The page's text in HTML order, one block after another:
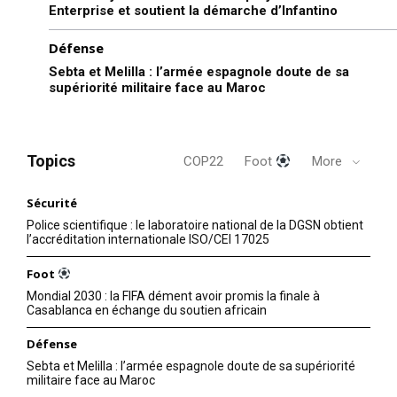
Enterprise et soutient la démarche d’Infantino
Défense
Sebta et Melilla : l’armée espagnole doute de sa
supériorité militaire face au Maroc
Topics COP22 Foot More
Sécurité
Police scientifique : le laboratoire national de la DGSN obtient
l’accréditation internationale ISO/CEI 17025
Foot
Mondial 2030 : la FIFA dément avoir promis la finale à
Casablanca en échange du soutien africain
Défense
Sebta et Melilla : l’armée espagnole doute de sa supériorité
militaire face au Maroc